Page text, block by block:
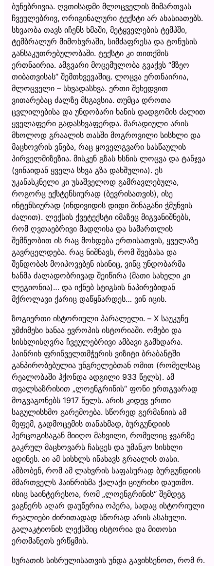
ბუნებრივია. ღვთისადმი მლოცველის მიმართვას
ჩვეულებრივ, ორიგინალური ტექსტი არ ახასიათებს.
სხვაობა თავს იჩენს ხმაში, მეტყველების ტემპში,
ტემბრალურ მიმოხვრაში, სიმძაფრესა და ტონუსის
განსაკუთრებულობაში. ტექსტი კი თითქმის
ერთნაირია. ამგვარი მოცემულობა გვაქვს “მზეო
თიბათვისას” შემთხვევაშიც. ლოცვა ერთნაირია,
მლოცველი – სხვადასხვა. ერთი შეხედვით
ვითარებაც ძალზე მსგავსია. თუმცა დროთა
ცვლილებისა და უნდობარი ხანის დადგომის ძალით
ყველაფერი გადასხვაფერდა. მარადიული არის
მხოლოდ გრაალის თასში მოგროვილი სისხლი და
მაცხოვრის ვნება, რაც ყოველგვარი სასწაულის
პირველმიზეზია. მისკენ გზას ხსნის ლოცვა და ტანჯვა
(ვინაიდან ყველა სხვა გზა დახშულია). ეს
უკანასკნელი კი უსაშველოდ გამრავლებულა,
როგორც ექსტენსიურად (ბევრისათვის), ისე
ინტენსიურად (ინდივიდის დიდი შინაგანი ჭმუნვის
ძალით). ლექსის ქვეტექსტი იმაზეც მიგვანიშნებს,
რომ ღვთაებრივი მადლისა და სამართლის
შემწეობით ის რაც მოხდება ერთისათვის, ყველაზე
გავრცელდება. რაც ნიშნავს, რომ შვებასა და
შენდობას მოიპოვებენ ისინიც, ვინც უნდობარმა
ხანმა ძალადობრივად შეიწირა (მათი სახელი კი
ლეგიონია)… და იქნებ სტიგსის ნაპირებიდან
მქროლავი ქარიც დაწყნარდეს… ვინ იცის.
ზოგიერთი ისტორიული პარალელი. – X საუკუნე
უმძიმესი ხანაა ევროპის ისტორიაში. ომები და
სისხლისღვრა ჩვეულებრივი ამბავი გამხდარა.
ჰაინრიხ ფრინველთმჭერის ვიზიტი ბრაბანტში
განპირობებულია უნგრელებთან ომით (რომელსაც
რეალობაში ჰქონდა ადგილი 933 წელს). ამ
თვალსაზრისით „ლოენგრინის“ ფონი ერთგვარად
მოგვაგონებს 1917 წელს. არის კიდევ ერთი
საგულისხმო გარემოება. სწორედ გერმანიის ამ
მეფემ, გადმოცემის თანახმად, ბურგუნდიის
ჰერცოგისაგან მიიღო მახვილი, რომელიც ჯვარზე
გაკრულ მაცხოვარს ჩასცეს და უმანკო სისხლი
ადინეს. აი ამ სისხლს ინახავს გრაალის თასი.
ამბობენ, რომ ამ ლახვრის საფასურად ბურგუნდიის
მმართველს ჰაინრიხმა ქალაქი ციურიხი დაუთმო.
ისიც საინტერესოა, რომ „ლოენგრინის“ შემდეგ
ვაგნერს აღარ დაუწერია ოპერა, სადაც ისტორიული
რეალიები ძირითადად სწორად არის ასახული.
გალაკტიონის ლექსშიც ისტორია და მითოსი
ერთმანეთს ერწყმის.
სურათის სისრულისათვის უნდა გავიხსენოთ, რომ რ.